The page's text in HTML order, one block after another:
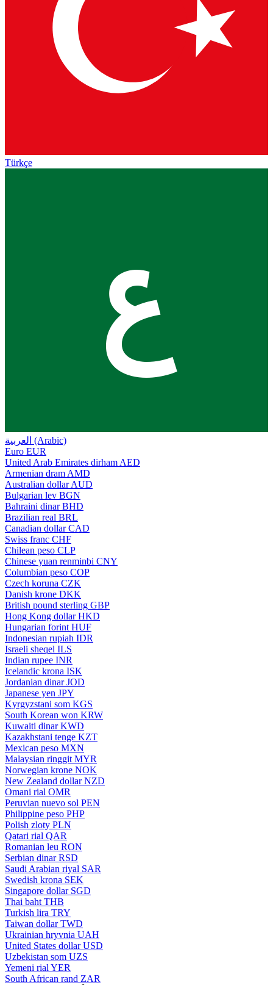
Türkçe
ع
العربية (Arabic)
Euro EUR
United Arab Emirates dirham AED
Armenian dram AMD
Australian dollar AUD
Bulgarian lev BGN
Bahraini dinar BHD
Brazilian real BRL
Canadian dollar CAD
Swiss franc CHF
Chilean peso CLP
Chinese yuan renminbi CNY
Columbian peso COP
Czech koruna CZK
Danish krone DKK
British pound sterling GBP
Hong Kong dollar HKD
Hungarian forint HUF
Indonesian rupiah IDR
Israeli sheqel ILS
Indian rupee INR
Icelandic krona ISK
Jordanian dinar JOD
Japanese yen JPY
Kyrgyzstani som KGS
South Korean won KRW
Kuwaiti dinar KWD
Kazakhstani tenge KZT
Mexican peso MXN
Malaysian ringgit MYR
Norwegian krone NOK
New Zealand dollar NZD
Omani rial OMR
Peruvian nuevo sol PEN
Philippine peso PHP
Polish zloty PLN
Qatari rial QAR
Romanian leu RON
Serbian dinar RSD
Saudi Arabian riyal SAR
Swedish krona SEK
Singapore dollar SGD
Thai baht THB
Turkish lira TRY
Taiwan dollar TWD
Ukrainian hryvnia UAH
United States dollar USD
Uzbekistan som UZS
Yemeni rial YER
South African rand ZAR